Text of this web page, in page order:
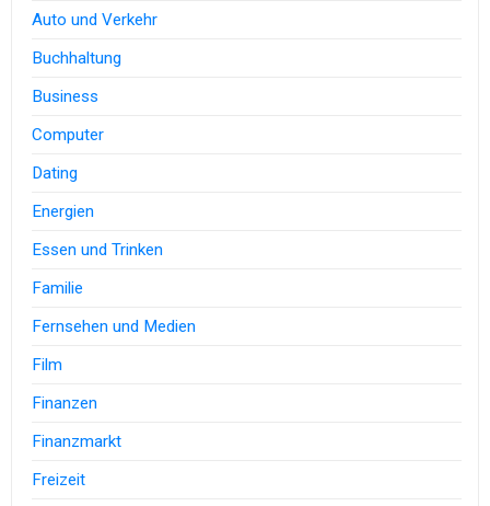
Auto und Verkehr
Buchhaltung
Business
Computer
Dating
Energien
Essen und Trinken
Familie
Fernsehen und Medien
Film
Finanzen
Finanzmarkt
Freizeit